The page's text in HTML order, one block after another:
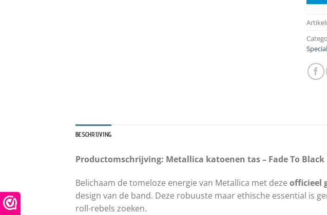
BESCHRIJVING
Productomschrijving: Metallica katoenen tas – Fade To Black
Belichaam de tomeloze energie van Metallica met deze officieel
design van de band. Deze robuuste maar ethische essential is
roll-rebels zoeken.